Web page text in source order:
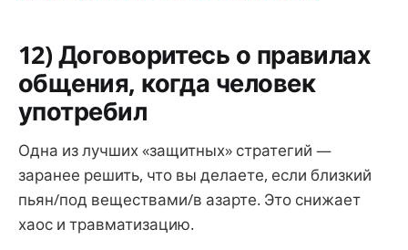
12) Договоритесь о правилах
общения, когда человек
употребил
Одна из лучших «защитных» стратегий —
заранее решить, что вы делаете, если близкий
пьян/под веществами/в азарте. Это снижает
хаос и травматизацию.